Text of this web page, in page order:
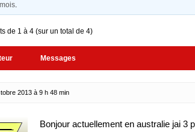
.
de 1 à 4 (sur un total de 4)
Messages
2013 à 9 h 48 min
Bonjour actuellement en australie jai 3